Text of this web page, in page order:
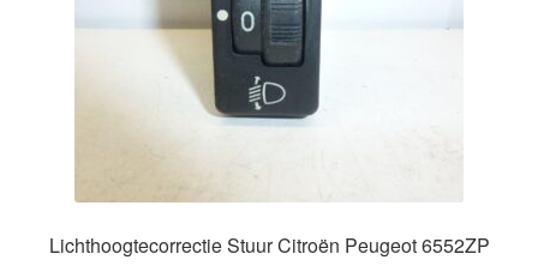
Lichthoogtecorrectie Stuur Citroën Peugeot 6552ZP